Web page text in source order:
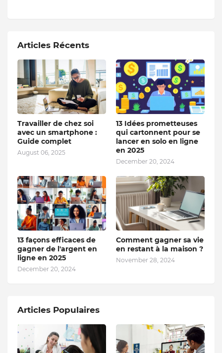
Articles Récents
Travailler de chez soi
avec un smartphone :
Guide complet
August 06, 2025
13 Idées prometteuses
qui cartonnent pour se
lancer en solo en ligne
en 2025
December 20, 2024
13 façons efficaces de
gagner de l'argent en
ligne en 2025
December 20, 2024
Comment gagner sa vie
en restant à la maison ?
November 28, 2024
Articles Populaires